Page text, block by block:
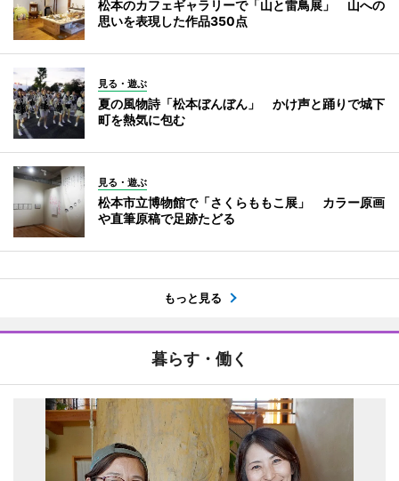
松本のカフェギャラリーで「山と雷鳥展」 山への
思いを表現した作品350点
見る・遊ぶ
夏の風物詩「松本ぼんぼん」 かけ声と踊りで城下
町を熱気に包む
見る・遊ぶ
松本市立博物館で「さくらももこ展」 カラー原画
や直筆原稿で足跡たどる
もっと見る
暮らす・働く